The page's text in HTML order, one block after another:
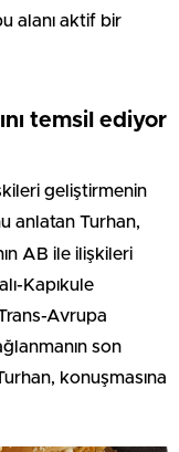
alanı aktif bir
temsil ediyor
geliştirmenin
anlatan Turhan,
AB ile ilişkileri
Kapıkule
Avrupa
son
konuşmasına